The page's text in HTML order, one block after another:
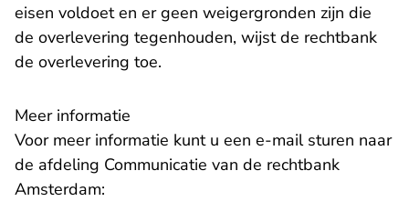
eisen voldoet en er geen weigergronden zijn die
de overlevering tegenhouden, wijst de rechtbank
de overlevering toe.
Meer informatie
Voor meer informatie kunt u een e-mail sturen naar
de afdeling Communicatie van de rechtbank
Amsterdam: